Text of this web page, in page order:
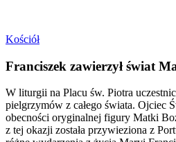
Kościół
Franciszek zawierzył świat
W liturgii na Placu św. Piotra
pielgrzymów z całego świata. Ojciec
obecności oryginalnej figury Matki
z tej okazji została przywieziona z